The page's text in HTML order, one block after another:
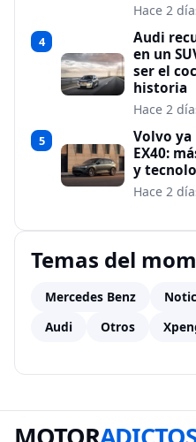
Hace 2
4
Audi
en un
ser el
historia
Hace 2
5
Volvo
EX40:
y
Hace 2
Temas del
Mercedes Benz
Audi
Otros